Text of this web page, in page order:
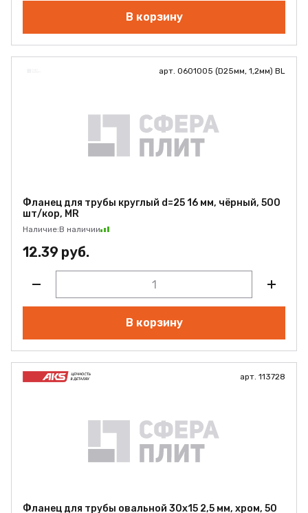
В корзину
арт. 0601005 (D25мм, 1,2мм) BL
Фланец для трубы круглый d=25 16 мм, чёрный, 500
шт/кор, MR
Наличие:В наличии
12.39 руб.
В корзину
арт. 113728
Фланец для трубы овальной 30х15 2,5 мм, хром, 50